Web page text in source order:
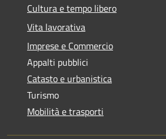
Cultura e tempo libero
Vita lavorativa
Imprese e Commercio
Appalti pubblici
Catasto e urbanistica
Turismo
Mobilità e trasporti